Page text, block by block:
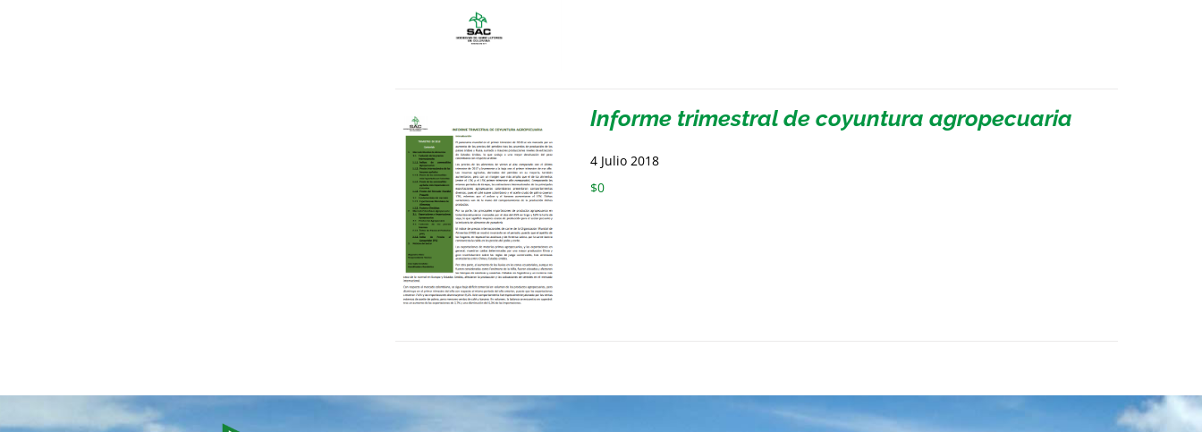
Informe trimestral de coyuntura agropecuaria
4 Julio 2018
$0